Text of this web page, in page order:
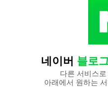
네이버 블로
다른 서비스
아래에서 원하는